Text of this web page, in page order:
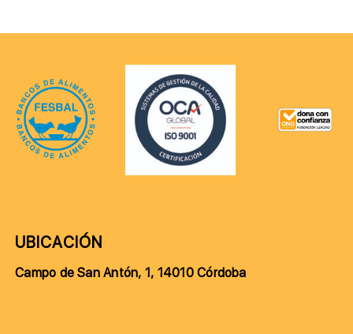
UBICACIÓN
Campo de San Antón, 1, 14010 Córdoba